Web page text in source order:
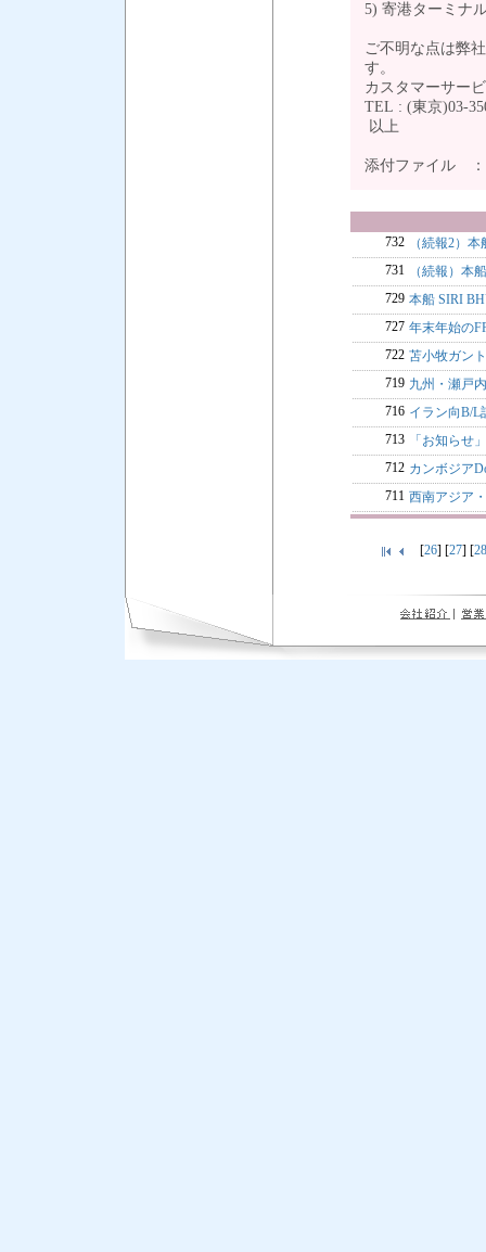
5) 寄港ターミナ
ご不明な点は弊
す。
カスタマーサー
TEL : (東京)03-
以上
添付ファイル
732
（続報2）
731
（続報）本
729 本船 SIRI
727 年末年始の
722 苫小牧ガン
719 九州・瀬戸
716 イラン向B/L
713
「お知らせ」
712 カンボジア
711 西南アジア
[26] [27] [28